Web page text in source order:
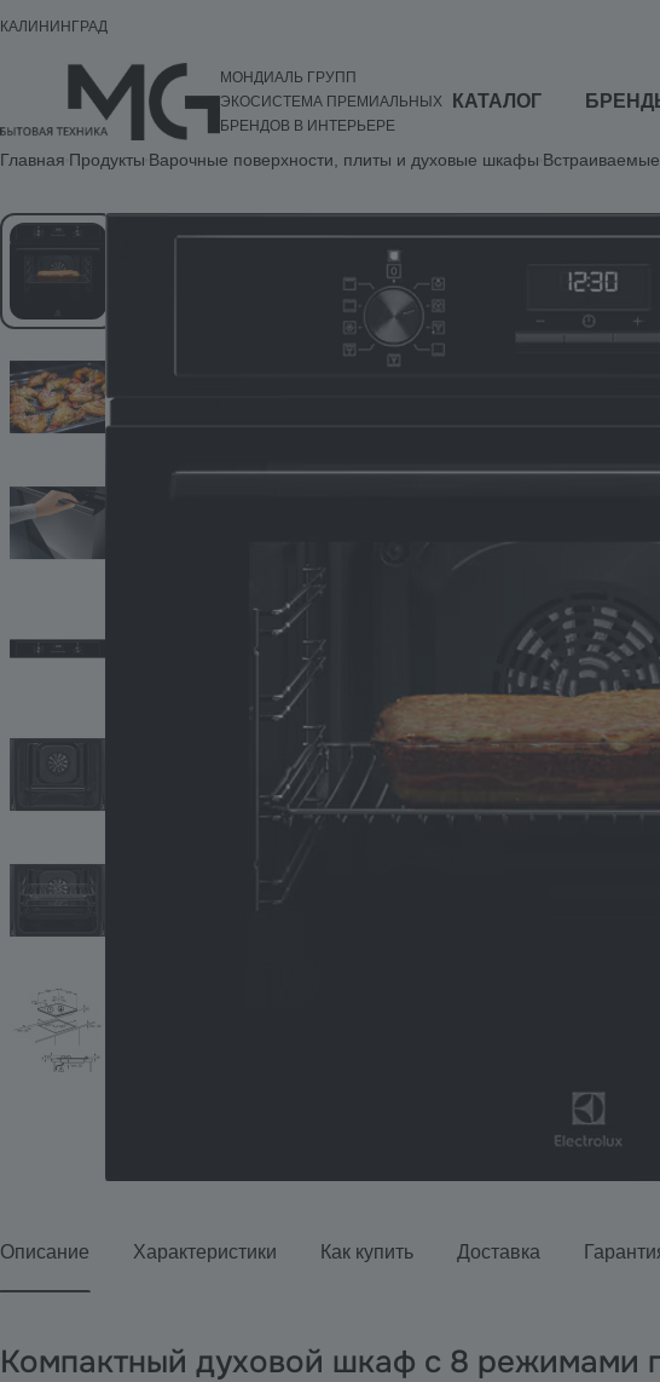
КАЛИНИНГРАД
МОНДИАЛЬ ГРУПП
ЭКОСИСТЕМА ПРЕМИАЛЬНЫХ
БРЕНДОВ В ИНТЕРЬЕРЕ
КАТАЛОГ
Главная Продукты Варочные поверхности, плиты и духовые шкафы
Описание Характеристики Как купить Доставка
Компактный духовой шкаф с 8 режимами